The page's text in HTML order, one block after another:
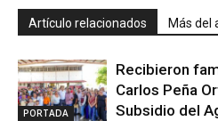
Artículo relacionados Más del
PORTADA
Recibieron
Carlos Peña
Subsidio del